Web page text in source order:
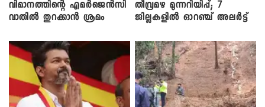
വിമാനത്തിന്റെ എമർജെൻസി
വാതിൽ തുറക്കാൻ ശ്രമം
തീവ്രമഴ മുന്നറിയിപ്പ്; 7
ജില്ലകളിൽ ഓറഞ്ച് അലർട്ട്